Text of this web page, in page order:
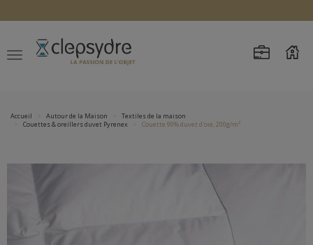
Accueil Autour de la Maison
Textiles de la maison
Couettes & oreillers duvet Pyrenex
Couette 90% duvet d'oie, 200g/m²